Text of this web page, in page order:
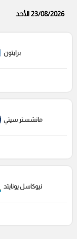
23/08/2026 الأحد
برايتون
مانشستر سيتي
نيوكاسل يونايتد